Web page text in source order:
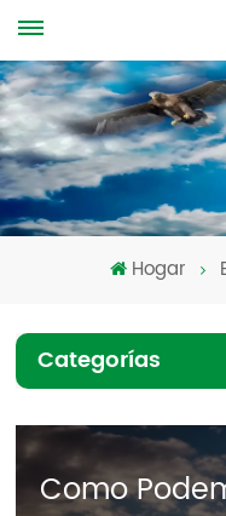
Hogar
Categorías
Como